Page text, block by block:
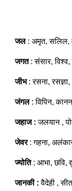
जल: अमृत, सलिल,
जगत: संसार,
जीभ: रसना, रसज्ञा,
जंगल: विपिन,
जहाज : जलयान ,
जेवर: गहना,
ज्योति: आभा, छवि,
जानकी : वैदेही ,